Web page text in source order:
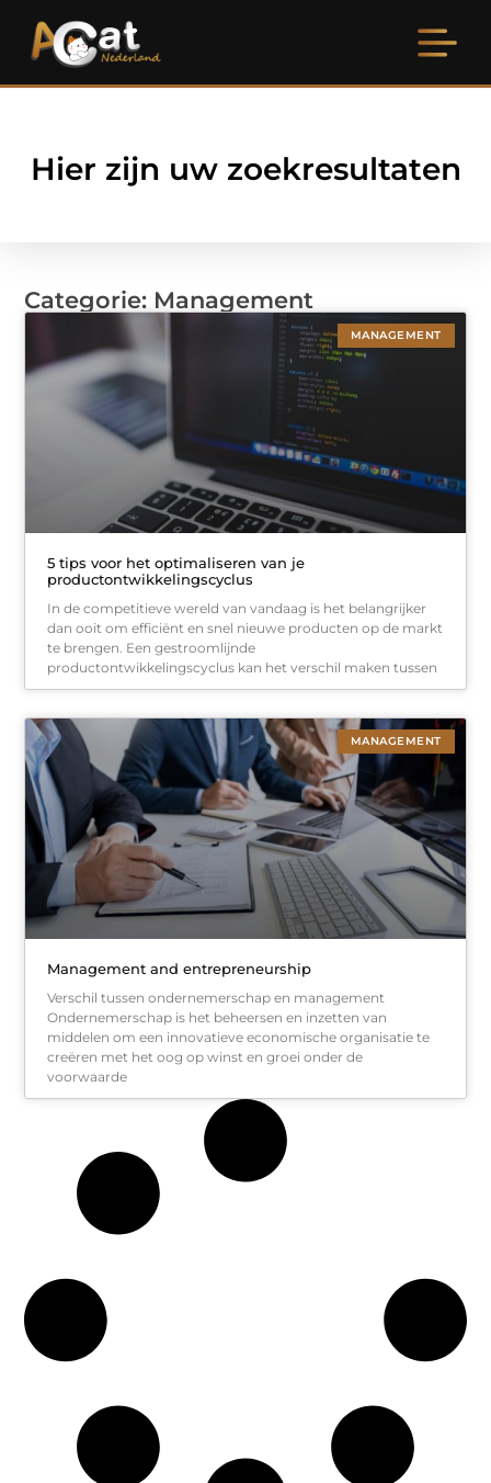
Hier zijn uw zoekresultaten
Categorie: Management
MANAGEMENT
5 tips voor het optimaliseren van je
productontwikkelingscyclus
In de competitieve wereld van vandaag is het belangrijker
dan ooit om efficiënt en snel nieuwe producten op de markt
te brengen. Een gestroomlijnde
productontwikkelingscyclus kan het verschil maken tussen
MANAGEMENT
Management and entrepreneurship
Verschil tussen ondernemerschap en management
Ondernemerschap is het beheersen en inzetten van
middelen om een innovatieve economische organisatie te
creëren met het oog op winst en groei onder de
voorwaarde